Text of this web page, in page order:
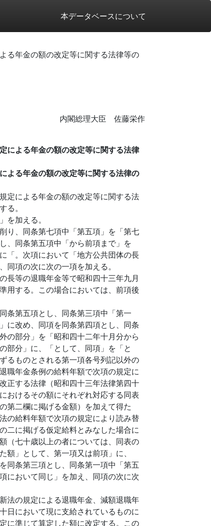
本データベースについて
る年金の額の改定等に関する法律等の
内閣総理大臣 佐藤栄作
による年金の額の改定等に関する法律
よる年金の額の改定等に関する法律の
定による年金の額の改定等に関する法
る。
を加える。
り、同条第七項中「第五項」を「第七
、同条第五項中「から前項まで」を
「。次項において「地方公共団体の長
項の次に次の一項を加える。
長等の退職年金等で昭和四十三年九月
用する。この場合においては、前項後
条第五項とし、同条第三項中「第一
に改め、同項を同条第四項とし、同条
の部分」を「昭和四十二年十月分から
部分」に、「として、同項」を「と
るものとされる第一項各号列記以外の
職年金条例の給料年額で次項の規定に
正する法律（昭和四十三年法律第四十
おけるその額にそれぞれ対応する同表
第二欄に掲げる金額）を加えて得た
の給料年額で次項の規定により読み替
二に掲げる仮定給料とみなした場合に
（七十歳以上の者については、同表の
」として、第一項又は前項」に、
同条第三項とし、同条第一項中「第五
において同じ」を加え、同項の次に次
法の規定による退職年金、減額退職年
日において現に支給されているものに
に準じて算定した額に改定する。この